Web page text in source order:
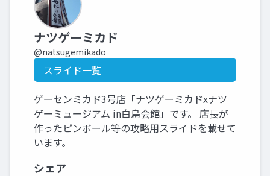
ナツゲーミカド
@natsugemikado
スライド一覧
ゲーセンミカド3号店「ナツゲーミカドxナツ
ゲーミュージアム in白鳥会館」です。 店長が
作ったピンボール等の攻略用スライドを載せて
います。
シェア